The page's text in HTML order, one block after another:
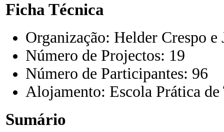
Ficha Técnica
Organização: Helder Crespo e
Número de Projectos: 19
Número de Participantes: 96
Alojamento: Escola Prática de
Sumário